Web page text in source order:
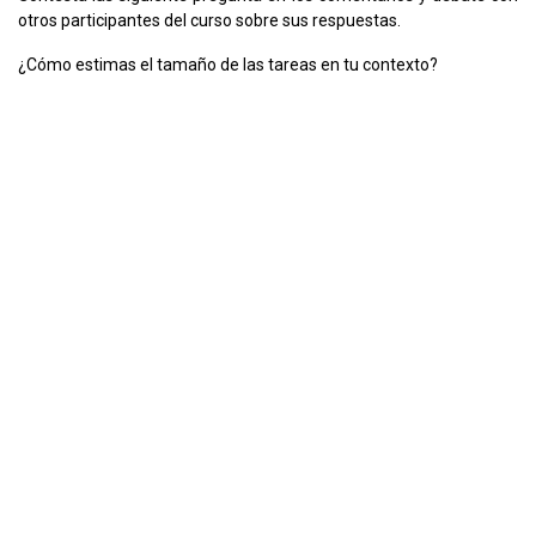
otros participantes del curso sobre sus respuestas.
¿Cómo estimas el tamaño de las tareas en tu contexto?